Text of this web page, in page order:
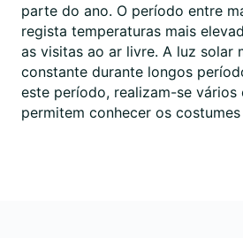
parte do ano. O período entre
regista temperaturas mais
as visitas ao ar livre. A luz solar
constante durante longos
este período, realizam-se vários
permitem conhecer os